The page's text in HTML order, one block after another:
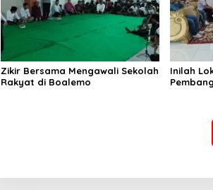
Zikir Bersama Mengawali Sekolah
Rakyat di Boalemo
Inilah